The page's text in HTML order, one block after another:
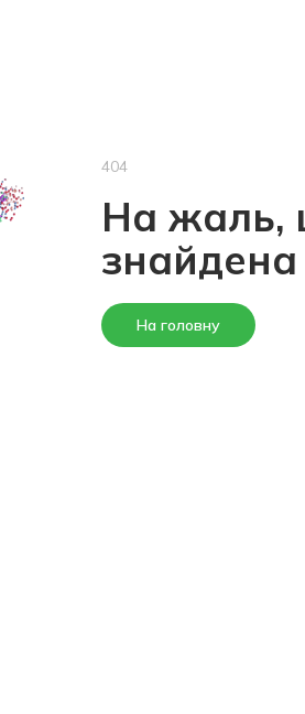
404
На жаль,
знайдена
На головну